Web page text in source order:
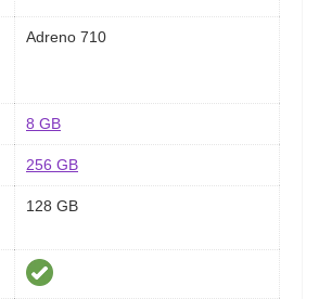
Adreno 710
8 GB
256 GB
128 GB